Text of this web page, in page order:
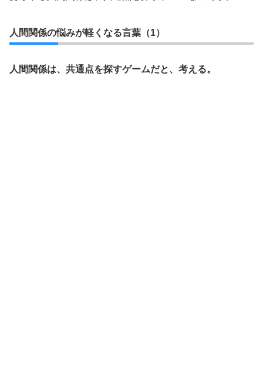
人間関係の悩みが軽くなる言葉（1）
人間関係は、共通点を探すゲームだと、考える。